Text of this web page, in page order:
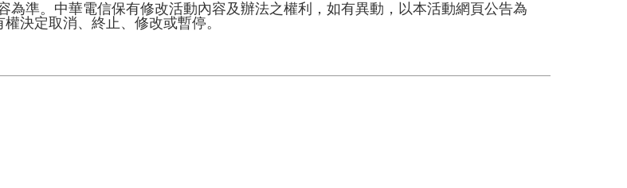
準。中華電信保有修改活動內容及辦法之權利，如有異動，以本活動網頁公告為
決定取消、終止、修改或暫停。